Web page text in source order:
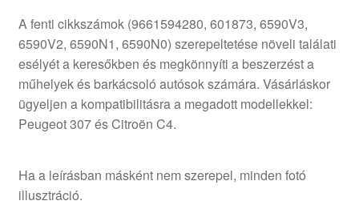
A fenti cikkszámok (9661594280, 601873, 6590V3,
6590V2, 6590N1, 6590N0) szerepeltetése növeli találati
esélyét a keresőkben és megkönnyíti a beszerzést a
műhelyek és barkácsoló autósok számára. Vásárláskor
ügyeljen a kompatibilitásra a megadott modellekkel:
Peugeot 307 és Citroën C4.
Ha a leírásban másként nem szerepel, minden fotó
illusztráció.